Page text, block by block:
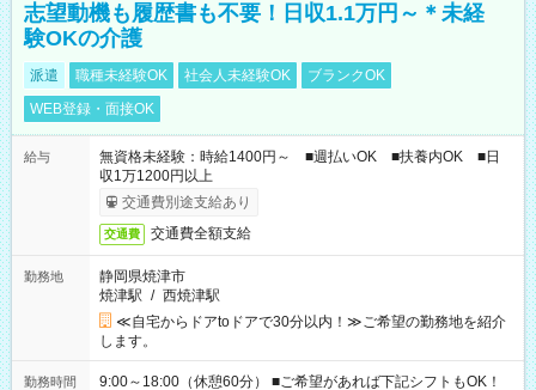
志望動機も履歴書も不要！日収1.1万円～＊未経
験OKの介護
派遣 職種未経験OK 社会人未経験OK
ブランクOK
WEB登録・面接OK
給与
無資格未経験：時給1400円～ ■週払いOK ■扶養内OK ■日
収1万1200円以上
交通費別途支給あり
交通費 交通費全額支給
勤務地
静岡県焼津市
焼津駅 / 西焼津駅
≪自宅からドアtoドアで30分以内！≫ご希望の勤務地を紹介
します。
勤務時間
9:00～18:00（休憩60分） ■ご希望があれば下記シフトもOK！